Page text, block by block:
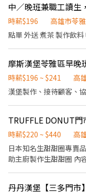
負責結帳、收銀等工作
前與烹飪中之準備工作
切各種食材。 ．負責清
中／晚班兼職工讀生
時薪$196
高雄市苓
點單 外送 煮茶 製作飲
摩斯漢堡苓雅區早晚
時薪$196 ~ $241
高
漢堡製作、接待顧客、
時薪$220 ~ $440
高
日本知名生甜甜圈專賣
助主廚製作生甜甜圈 內
丹丹漢堡【三多門市